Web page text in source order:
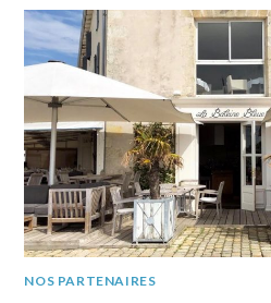
NOS PARTENAIRES